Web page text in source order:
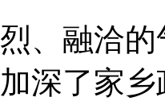
融洽的
深了家